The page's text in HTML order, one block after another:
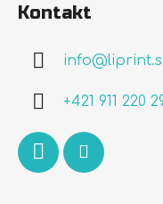
Kontakt
info@
+421 911 220